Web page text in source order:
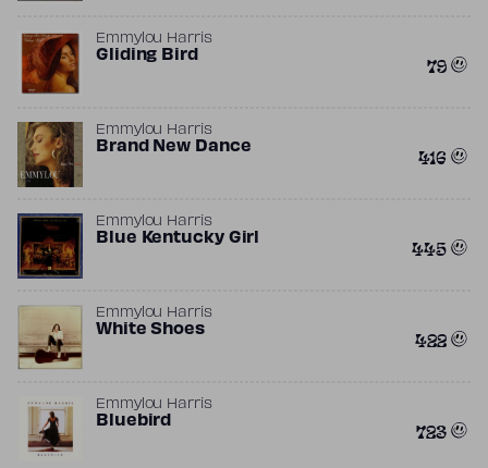
Emmylou Harris
Gliding Bird 79
Emmylou Harris
Brand New Dance 416
Emmylou Harris
Blue Kentucky Girl 445
Emmylou Harris
White Shoes 422
Emmylou Harris
Bluebird 723